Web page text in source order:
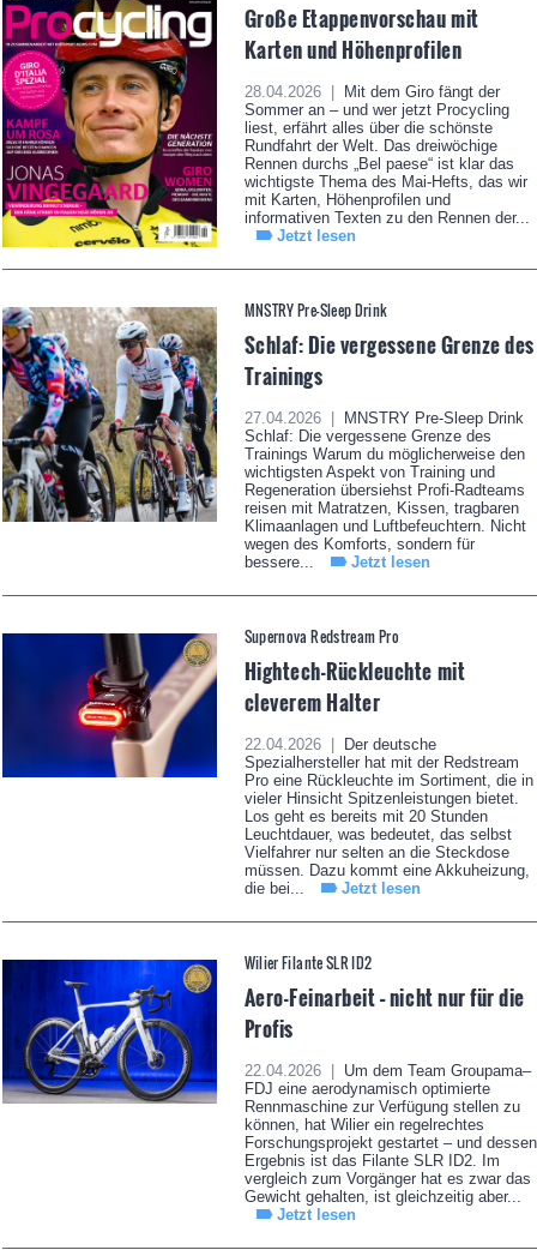
Große Etappenvorschau mit
Karten und Höhenprofilen
28.04.2026 |
Mit dem Giro fängt der
Sommer an – und wer jetzt Procycling
liest, erfährt alles über die schönste
Rundfahrt der Welt. Das dreiwöchige
Rennen durchs „Bel paese“ ist klar das
wichtigste Thema des Mai-Hefts, das wir
mit Karten, Höhenprofilen und
informativen Texten zu den Rennen der...
Jetzt lesen
MNSTRY Pre-Sleep Drink
Schlaf: Die vergessene Grenze des
Trainings
27.04.2026 |
MNSTRY Pre-Sleep Drink
Schlaf: Die vergessene Grenze des
Trainings Warum du möglicherweise den
wichtigsten Aspekt von Training und
Regeneration übersiehst Profi-Radteams
reisen mit Matratzen, Kissen, tragbaren
Klimaanlagen und Luftbefeuchtern. Nicht
wegen des Komforts, sondern für
bessere...
Jetzt lesen
Supernova Redstream Pro
Hightech-Rückleuchte mit
cleverem Halter
22.04.2026 |
Der deutsche
Spezialhersteller hat mit der Redstream
Pro eine Rückleuchte im Sortiment, die in
vieler Hinsicht Spitzenleistungen bietet.
Los geht es bereits mit 20 Stunden
Leuchtdauer, was bedeutet, das selbst
Vielfahrer nur selten an die Steckdose
müssen. Dazu kommt eine Akkuheizung,
die bei...
Jetzt lesen
Wilier Filante SLR ID2
Aero-Feinarbeit – nicht nur für die
Profis
22.04.2026 |
Um dem Team Groupama–
FDJ eine aerodynamisch optimierte
Rennmaschine zur Verfügung stellen zu
können, hat Wilier ein regelrechtes
Forschungsprojekt gestartet – und dessen
Ergebnis ist das Filante SLR ID2. Im
vergleich zum Vorgänger hat es zwar das
Gewicht gehalten, ist gleichzeitig aber...
Jetzt lesen